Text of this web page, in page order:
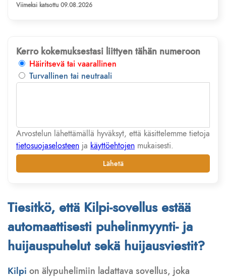
Viimeksi katsottu 09.08.2026
Kerro kokemuksestasi liittyen tähän numeroon
Häiritsevä tai vaarallinen
Turvallinen tai neutraali
Arvostelun lähettämällä hyväksyt, että käsittelemme tietoja
tietosuojaselosteen ja käyttöehtojen mukaisesti.
Lähetä
Tiesitkö, että Kilpi-sovellus estää
automaattisesti puhelinmyynti- ja
huijauspuhelut sekä huijausviestit?
Kilpi on älypuhelimiin ladattava sovellus, joka